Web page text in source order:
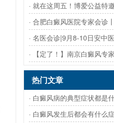
· 就在这周五！博爱公益特
· 合肥白癜风医院专家会诊
· 名医会诊|9月8-10日安中
· 【定了！】南京白癜风专
热门文章
· 白癜风病的典型症状都是
· 白癜风发生后都会有什么